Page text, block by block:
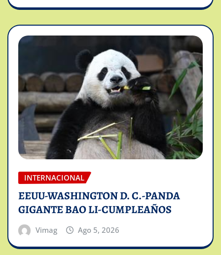
INTERNACIONAL
EEUU-WASHINGTON D. C.-PANDA
GIGANTE BAO LI-CUMPLEAÑOS
Vimag Ago 5, 2026